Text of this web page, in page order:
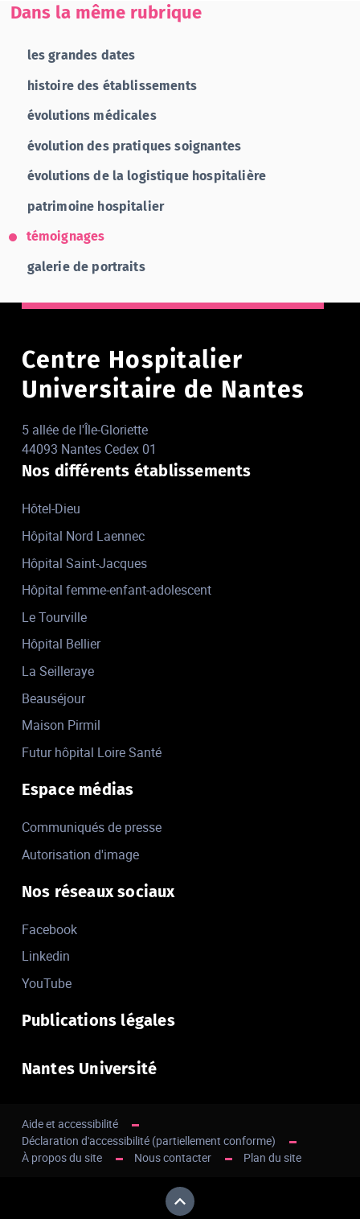
Dans la même rubrique
les grandes dates
histoire des établissements
évolutions médicales
évolution des pratiques soignantes
évolutions de la logistique hospitalière
patrimoine hospitalier
témoignages
galerie de portraits
Centre Hospitalier
Universitaire de Nantes
5 allée de l'Île-Gloriette
44093 Nantes Cedex 01
Nos différents établissements
Hôtel-Dieu
Hôpital Nord Laennec
Hôpital Saint-Jacques
Hôpital femme-enfant-adolescent
Le Tourville
Hôpital Bellier
La Seilleraye
Beauséjour
Maison Pirmil
Futur hôpital Loire Santé
Espace médias
Communiqués de presse
Autorisation d'image
Nos réseaux sociaux
Facebook
Linkedin
YouTube
Publications légales
Nantes Université
Aide et accessibilité
Déclaration d'accessibilité (partiellement conforme)
À propos du site
Nous contacter Plan du site